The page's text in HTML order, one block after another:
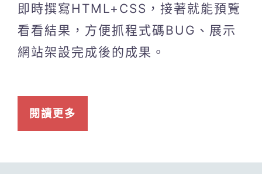
即時撰寫HTML+CSS，接著就能預覽
看看結果，方便抓程式碼BUG、展示
網站架設完成後的成果。
閱讀更多